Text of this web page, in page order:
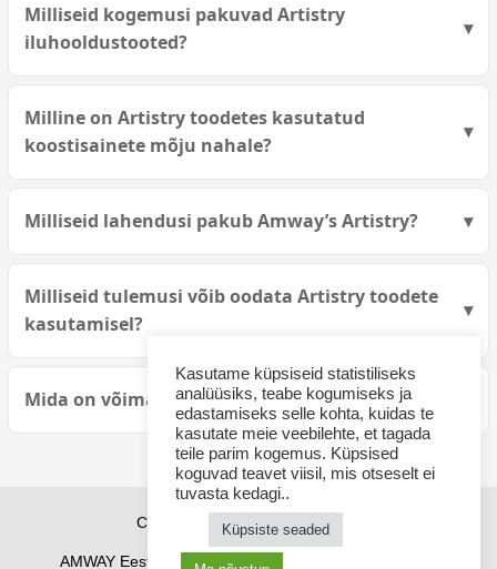
Milliseid kogemusi pakuvad Artistry
iluhooldustooted?
Milline on Artistry toodetes kasutatud
koostisainete mõju nahale?
Milliseid lahendusi pakub Amway’s Artistry?
Milliseid tulemusi võib oodata Artistry toodete
kasutamisel?
Mida on võimalik saavutada Artistry toodetega?
Copyright © 2026 sponsor21.ee
AMWAY Eestis AMWAY tooted
Kasutame küpsiseid statistiliseks
analüüsiks, teabe kogumiseks ja
edastamiseks selle kohta, kuidas te
kasutate meie veebilehte, et tagada
teile parim kogemus. Küpsised
koguvad teavet viisil, mis otseselt ei
tuvasta kedagi..
Küpsiste seaded